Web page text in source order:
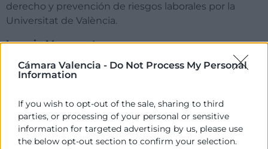
Cámara Valencia - Do Not Process My Personal
Information
If you wish to opt-out of the sale, sharing to third
parties, or processing of your personal or sensitive
information for targeted advertising by us, please use
the below opt-out section to confirm your selection.
derecho y prevención de riesgos laborales por la
Universitat de València.
Ignacio Monserrat
Doctor en Tecnologías Industriales y actualmente
Director de Producto y Proyectos en Lãberit. Es
suministro y transformación digital con más de 30
años de experiencia en el sector industrial. Fue
director de Operaciones en Industrias Ochoa.